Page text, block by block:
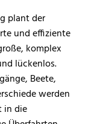
plant der
und effiziente
komplex
lückenlos.
Beete,
werden
in die